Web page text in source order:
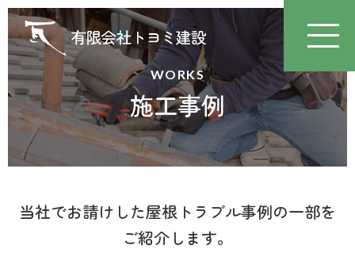
WORKS
施工事例
当社でお請けした屋根トラブル事例の一部を
ご紹介します。